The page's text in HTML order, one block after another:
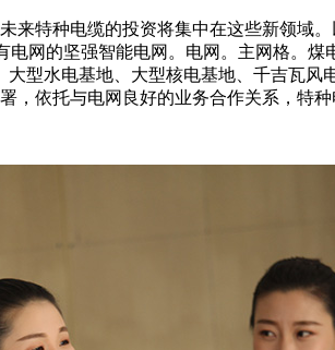
特种电缆的投资将集中在这些新领域
网的坚强智能电网。电网。主网格。
型水电基地、大型核电基地、千吉瓦
依托与电网良好的业务合作关系，特